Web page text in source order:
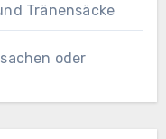
Tränensäcke
oder